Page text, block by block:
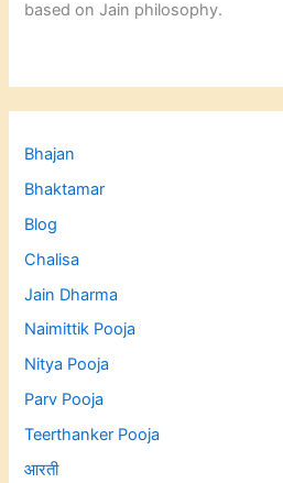
based on Jain philosophy.
Bhajan
Bhaktamar
Blog
Chalisa
Jain Dharma
Naimittik Pooja
Nitya Pooja
Parv Pooja
Teerthanker Pooja
आरती